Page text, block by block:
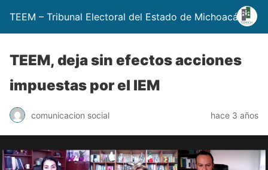
TEEM – Tribunal Electoral del Estado de Michoacán
TEEM, deja sin efectos acciones
impuestas por el IEM
comunicacion social hace 3 años